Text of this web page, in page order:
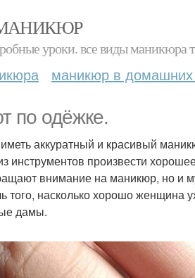
уроки. все виды маникюра
маникюр в домашних
по одёжке.
аккуратный и красивый
инструментов произвести
внимание на маникюр, но и
того, насколько хорошо женщина
дамы.